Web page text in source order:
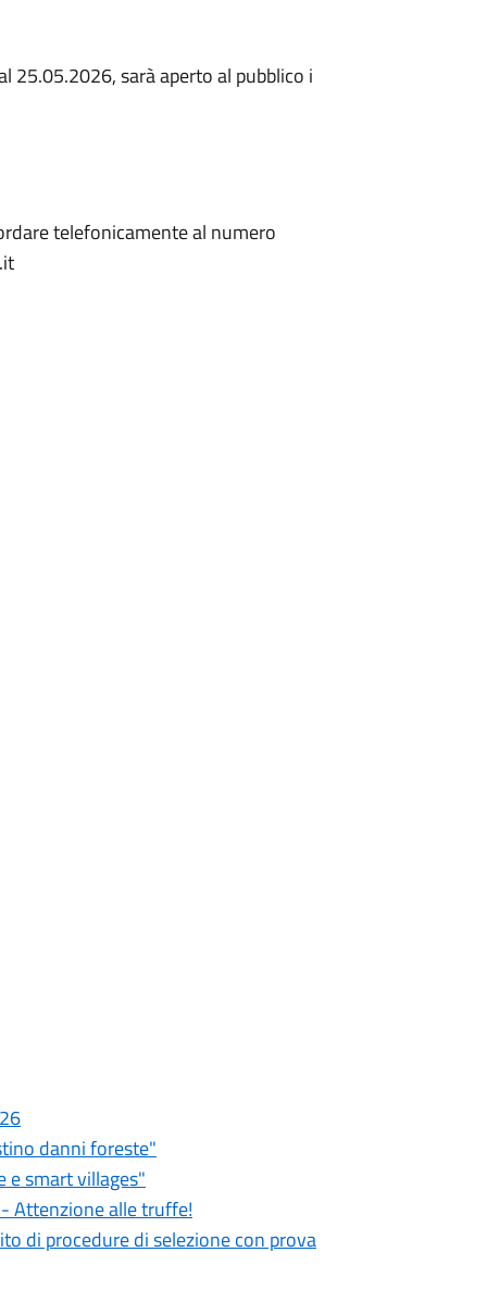
25.05.2026, sarà aperto al pubblico i
telefonicamente al numero
danni foreste"
e smart villages"
Attenzione alle truffe!
di procedure di selezione con prova